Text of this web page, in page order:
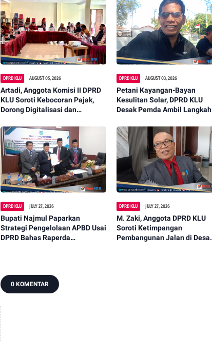
DPRD KLU AUGUST 05, 2026
Artadi, Anggota Komisi II DPRD
KLU Soroti Kebocoran Pajak,
Dorong Digitalisasi dan
DPRD KLU AUGUST 03, 2026
Petani Kayangan-Bayan
Kesulitan Solar, DPRD KLU
Desak Pemda Ambil Langkah
DPRD KLU JULY 27, 2026
Bupati Najmul Paparkan
Strategi Pengelolaan APBD Usai
DPRD Bahas Raperda
DPRD KLU JULY 27, 2026
M. Zaki, Anggota DPRD KLU
Soroti Ketimpangan
Pembangunan Jalan di Desa
0 KOMENTAR